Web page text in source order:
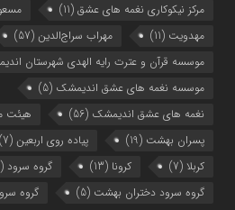
مرکز نیکوکاری نغمه های عشق (11)
مهدویت (11) مهراب سراج‌الدین (57)
موسسه قرآن و عترت رایه الهدی شهرستان
موسسه نغمه های عشق اندیمشک (5)
نغمه های عشق اندیمشک (56) هیئت
پسران بهشت (19) پیاده روی اربعین (7)
کربلا (7) کرونا (13) گروه سرود (7)
گروه سرود دختران بهشت (5) گروه